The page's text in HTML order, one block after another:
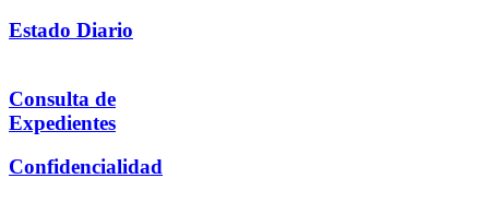
Estado Diario
Consulta de
Expedientes
Confidencialidad